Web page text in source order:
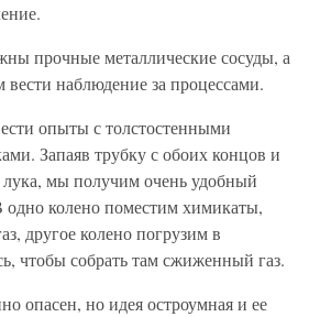
прочные металлические сосуды, а
наблюдение за процессами.
опыты с толстостенными
Запаяв трубку с обоих концов и
лука, мы получим очень удобный
одно колено поместим химикаты,
другое колено погрузим в
чтобы собрать там сжиженный газ.
опасен, но идея остроумная и ее